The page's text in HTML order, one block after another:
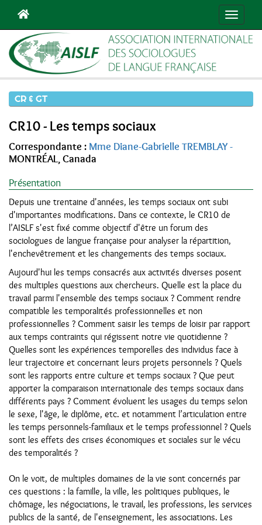
Toggle
CR & GT
CR10 - Les temps sociaux
Correspondante : Mme Diane-Gabrielle TREMBLAY -
MONTRÉAL, Canada
Présentation
Depuis une trentaine d'années, les temps sociaux ont subi
d'importantes modifications. Dans ce contexte, le CR10 de
l’AISLF s'est fixé comme objectif d'être un forum des
sociologues de langue française pour analyser la répartition,
l'enchevêtrement et les changements des temps sociaux.
Aujourd'hui les temps consacrés aux activités diverses posent
des multiples questions aux chercheurs. Quelle est la place du
travail parmi l'ensemble des temps sociaux ? Comment rendre
compatible les temporalités professionnelles et non
professionnelles ? Comment saisir les temps de loisir par rapport
aux temps contraints qui régissent notre vie quotidienne ?
Quelles sont les expériences temporelles des individus face à
leur trajectoire et concernant leurs projets personnels ? Quels
sont les rapports entre culture et temps sociaux ? Que peut
apporter la comparaison internationale des temps sociaux dans
différents pays ? Comment évoluent les usages du temps selon
le sexe, l'âge, le diplôme, etc. et notamment l’articulation entre
les temps personnels-familiaux et le temps professionnel ? Quels
sont les effets des crises économiques et sociales sur le vécu
des temporalités ?
On le voit, de multiples domaines de la vie sont concernés par
ces questions : la famille, la ville, les politiques publiques, le
chômage, les négociations, le travail, les professions, les services
publics de la santé, de l'enseignement, les associations. Les